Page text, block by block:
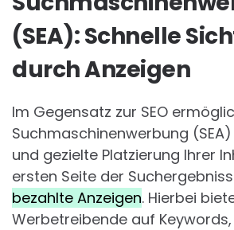
(SEA): Schnelle
durch Anzeigen
Im Gegensatz zur SEO
Suchmaschinenwerbung
und gezielte Platzierung Ihrer
ersten Seite der
bezahlte Anzeigen. Hierbei
Werbetreibende auf